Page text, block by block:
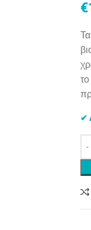
€
✔